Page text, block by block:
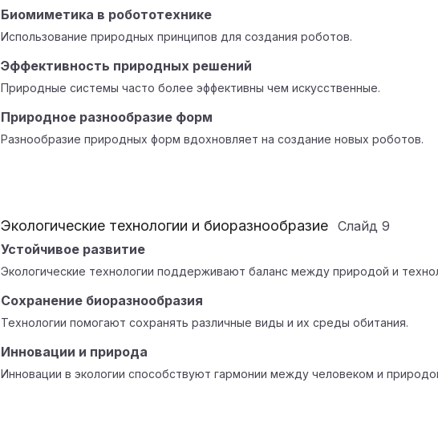
Биомиметика в робототехнике
Использование природных принципов для создания роботов.
Эффективность природных решений
Природные системы часто более эффективны чем искусственные.
Природное разнообразие форм
Разнообразие природных форм вдохновляет на создание новых роботов.
Экологические технологии и биоразнообразие Слайд 9
Устойчивое развитие
Экологические технологии поддерживают баланс между природой и
Сохранение биоразнообразия
Технологии помогают сохранять различные виды и их среды обитания.
Инновации и природа
Инновации в экологии способствуют гармонии между человеком и